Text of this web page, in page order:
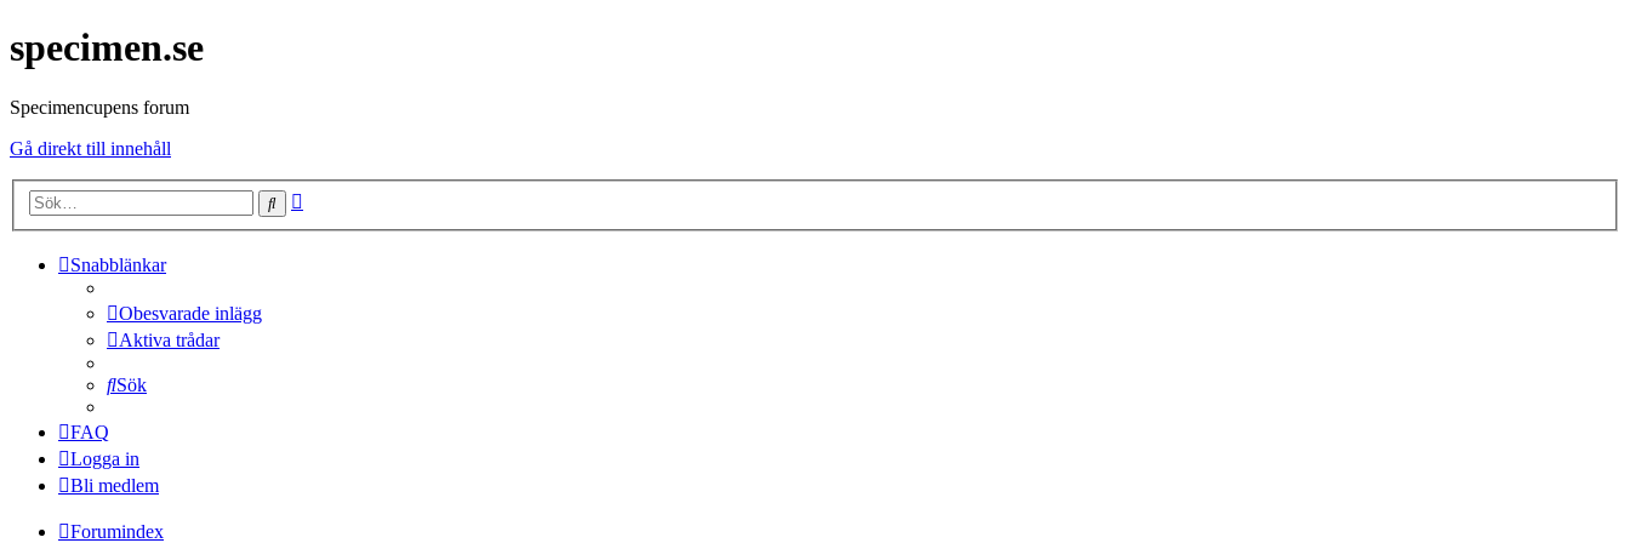
specimen.se
Specimencupens forum
Gå direkt till innehåll
Sök
Snabblänkar
Obesvarade inlägg
Aktiva trådar
Sök
FAQ
Logga in
Bli medlem
Forumindex